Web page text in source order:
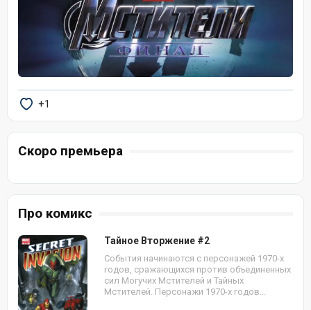
+1
Скоро премьера
Про комикс
Тайное Вторжение #2
События начинаются с персонажей 1970-х
годов, сражающихся против объединенных
сил Могучих Мстителей и Тайных
Мстителей. Персонажи 1970-х годов...